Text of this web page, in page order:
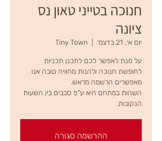
חנוכה בטייני טאון נס
ציונה
יום א׳, 21 בדצמ׳ Tiny Town
על מנת לאפשר לכם לתכנן תכניות
לחופשת חנוכה ולהנות מחוויה טובה אנו
השהות במתחם היא ע"פ סבבים בין השעות
הנקובות.
ההרשמה סגורה